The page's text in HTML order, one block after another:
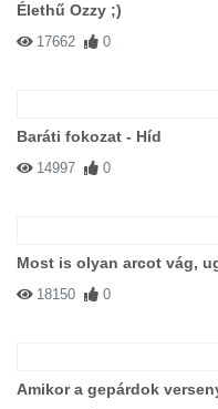
Élethű Ozzy ;)
17662 0
Baráti fokozat - Híd
14997 0
Most is olyan arcot vág,
18150 0
Amikor a gepárdok